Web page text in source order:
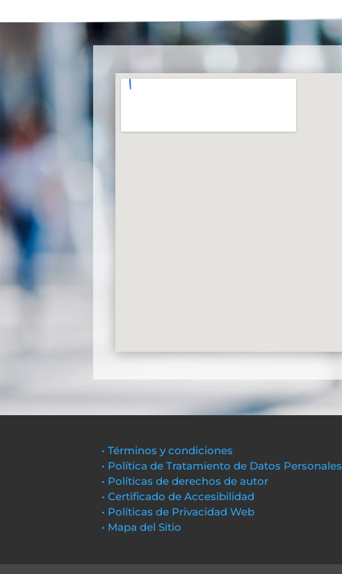
• Términos y condiciones
• Política de Tratamiento de Datos Personales
• Políticas de derechos de autor
• Certificado de Accesibilidad
• Políticas de Privacidad Web
• Mapa del Sitio